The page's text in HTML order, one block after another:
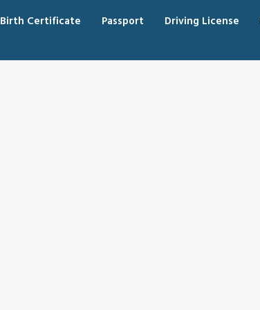
Birth Certificate Passport Driving License